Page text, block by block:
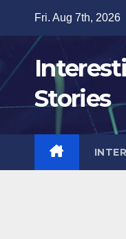
content
Fri. Aug 7th, 2026
Stories